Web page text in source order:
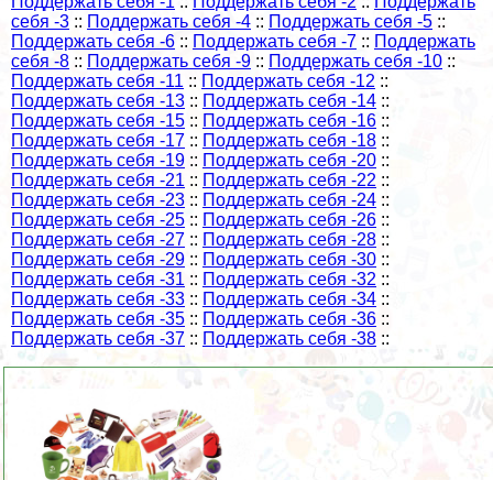
себя -3 :: Поддержать себя -4 :: Поддержать себя -5 ::
Поддержать себя -6 :: Поддержать себя -7 :: Поддержать
себя -8 :: Поддержать себя -9 :: Поддержать себя -10 ::
Поддержать себя -11 :: Поддержать себя -12 ::
Поддержать себя -13 :: Поддержать себя -14 ::
Поддержать себя -15 :: Поддержать себя -16 ::
Поддержать себя -17 :: Поддержать себя -18 ::
Поддержать себя -19 :: Поддержать себя -20 ::
Поддержать себя -21 :: Поддержать себя -22 ::
Поддержать себя -23 :: Поддержать себя -24 ::
Поддержать себя -25 :: Поддержать себя -26 ::
Поддержать себя -27 :: Поддержать себя -28 ::
Поддержать себя -29 :: Поддержать себя -30 ::
Поддержать себя -31 :: Поддержать себя -32 ::
Поддержать себя -33 :: Поддержать себя -34 ::
Поддержать себя -35 :: Поддержать себя -36 ::
Поддержать себя -37 :: Поддержать себя -38 ::